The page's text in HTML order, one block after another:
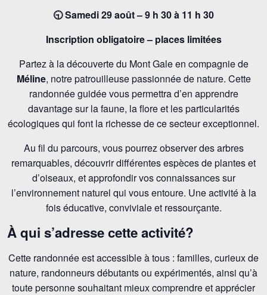
🕤 Samedi 29 août – 9 h 30 à 11 h 30
Inscription obligatoire – places limitées
Partez à la découverte du Mont Gale en compagnie de
Méline, notre patrouilleuse passionnée de nature. Cette
randonnée guidée vous permettra d’en apprendre
davantage sur la faune, la flore et les particularités
écologiques qui font la richesse de ce secteur exceptionnel.
Au fil du parcours, vous pourrez observer des arbres
remarquables, découvrir différentes espèces de plantes et
d’oiseaux, et approfondir vos connaissances sur
l’environnement naturel qui vous entoure. Une activité à la
fois éducative, conviviale et ressourçante.
À qui s’adresse cette activité?
Cette randonnée est accessible à tous : familles, curieux de
nature, randonneurs débutants ou expérimentés, ainsi qu’à
toute personne souhaitant mieux comprendre et apprécier